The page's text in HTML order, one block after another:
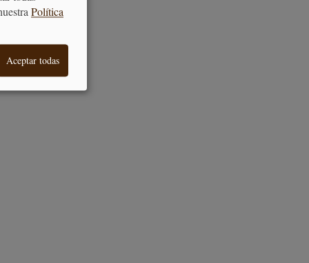
Política
Aceptar todas